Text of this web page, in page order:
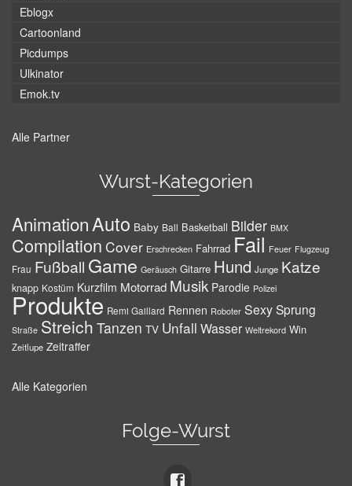
Eblogx
Cartoonland
Picdumps
Ulkinator
Emok.tv
Alle Partner
Wurst-Kategorien
AnimationAuto Baby Ball Basketball Bilder BMX
Compilation Cover Erschrecken Fahrrad Fail Feuer Flugzeug
Frau Fußball Game Geräusch Gitarre Hund Junge Katze
knapp Kostüm Kurzfilm Motorrad Musik Parodie Polizei
Produkte Remi Gaillard Rennen Roboter SexySprung
Straße Streich Tanzen TV Unfall Wasser Weltrekord Win
Zeitlupe Zeitraffer
Alle Kategorien
Folge-Wurst